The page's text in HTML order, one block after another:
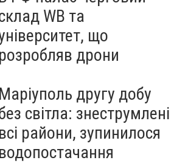
WB та
що
розробляв дрони
Маріуполь другу добу
світла: знеструмлені
всі райони, зупинилося
водопостачання